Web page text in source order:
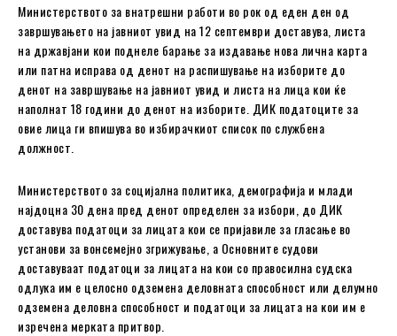
Министерството за внатрешни работи во рок од еден ден од
завршувањето на јавниот увид на 12 септември доставува, листа
на државјани кои поднеле барање за издавање нова лична карта
или патна исправа од денот на распишување на изборите до
денот на завршување на јавниот увид и листа на лица кои ќе
наполнат 18 години до денот на изборите. ДИК податоците за
овие лица ги впишува во избирачкиот список по службена
должност.
Министерството за социјална политика, демографија и млади
најдоцна 30 дена пред денот определен за избори, до ДИК
доставува податоци за лицата кои се пријавиле за гласање во
установи за вонсемејно згрижување, а Основните судови
доставуваат податоци за лицата на кои со правосилна судска
одлука им е целосно одземена деловната способност или делумно
одземена деловна способност и податоци за лицата на кои им е
изречена мерката притвор.